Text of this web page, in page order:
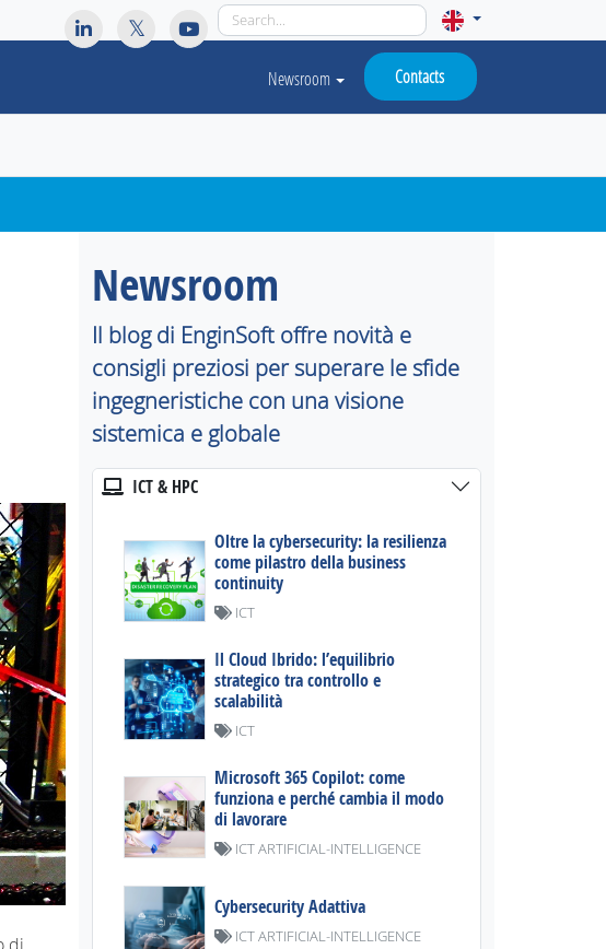
Newsroom Contacts
Newsroom
Il blog di EnginSoft offre novità e
consigli preziosi per superare le sfide
ingegneristiche con una visione
sistemica e globale
ICT & HPC
Oltre la cybersecurity: la resilienza
come pilastro della business
continuity
ICT
Il Cloud Ibrido: l’equilibrio
strategico tra controllo e
scalabilità
ICT
Microsoft 365 Copilot: come
funziona e perché cambia il modo
di lavorare
ICT ARTIFICIAL-INTELLIGENCE
Cybersecurity Adattiva
ICT ARTIFICIAL-INTELLIGENCE
our privacy policy for details and any questions. No